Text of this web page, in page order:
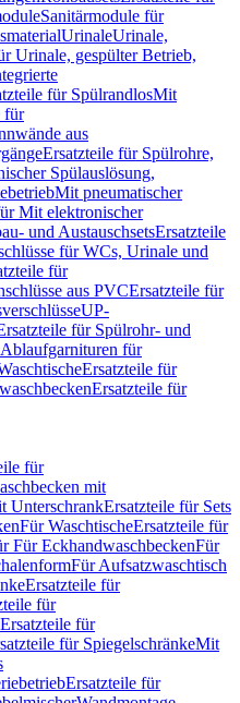
Sanitärmodule für
UrinaleUrinale,
Urinale, gespülter Betrieb,
für SpülrandlosMit
für
aus
Ersatzteile für Spülrohre,
Spülauslösung,
Mit pneumatischer
Mit elektronischer
und AustauschsetsErsatzteile
für WCs, Urinale und
für
aus PVCErsatzteile für
UP-
für Spülrohr- und
für
Ersatzteile für
Ersatzteile für
für
mit
UnterschrankErsatzteile für Sets
Für WaschtischeErsatzteile für
Für EckhandwaschbeckenFür
Für Aufsatzwaschtisch
Ersatzteile für
für
Ersatzteile für
für SpiegelschränkeMit
Ersatzteile für